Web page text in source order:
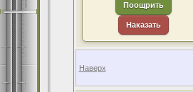
Поощрить
Наказать
Наверх